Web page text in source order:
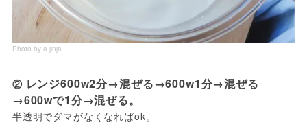
Photo by a.jinja
② レンジ600w2分→混ぜる→600w1分→混ぜる
→600wで1分→混ぜる。
半透明でダマがなくなればok。